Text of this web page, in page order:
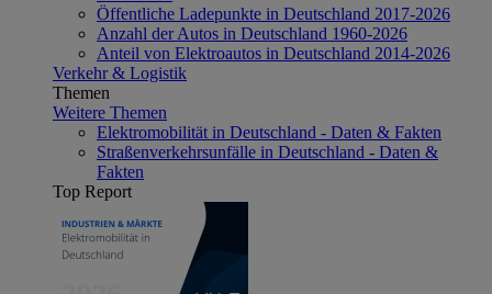
Öffentliche Ladepunkte in Deutschland 2017-2026
Anzahl der Autos in Deutschland 1960-2026
Anteil von Elektroautos in Deutschland 2014-2026
Verkehr & Logistik
Themen
Weitere Themen
Elektromobilität in Deutschland - Daten & Fakten
Straßenverkehrsunfälle in Deutschland - Daten &
Fakten
Top Report